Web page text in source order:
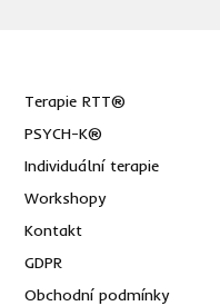
Terapie RTT®
PSYCH-K®
Individuální terapie
Workshopy
Kontakt
GDPR
Obchodní podmínky